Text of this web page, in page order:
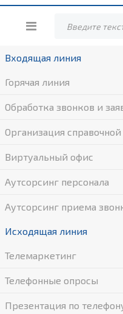
Входящая линия
Горячая линия
Обработка звонков и
Организация
Виртуальный офис
Аутсорсинг персонала
Аутсорсинг приема
Исходящая линия
Телемаркетинг
Телефонные опросы
Презентация по